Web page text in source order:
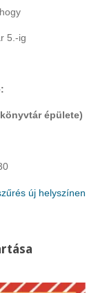
5.-ig
épülete)
új helyszínen